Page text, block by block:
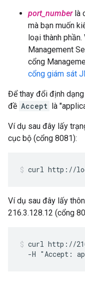
port_numberlà
mà bạn muốn
loại thành
Management
cổng
cổng giám sát
Để thay đổi định
đề Accept là
Ví dụ sau đây lấy
cục bộ (cổng 8081):
curl http://
Ví dụ sau đây lấy
216.3.128.12 (cổng
curl http://
-H "Accept: